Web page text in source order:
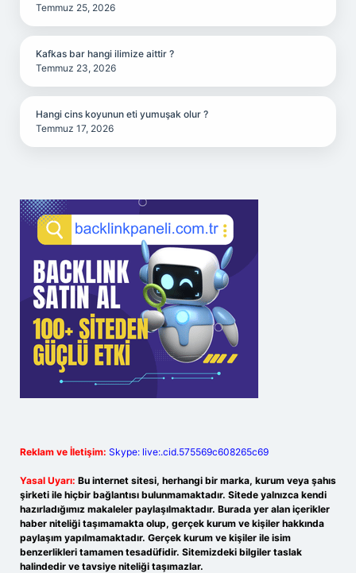
Temmuz 25, 2026
Kafkas bar hangi ilimize aittir ?
Temmuz 23, 2026
Hangi cins koyunun eti yumuşak olur ?
Temmuz 17, 2026
Reklam ve İletişim: Skype: live:.cid.575569c608265c69
Yasal Uyarı: Bu internet sitesi, herhangi bir marka, kurum veya şahıs
şirketi ile hiçbir bağlantısı bulunmamaktadır. Sitede yalnızca kendi
hazırladığımız makaleler paylaşılmaktadır. Burada yer alan içerikler
haber niteliği taşımamakta olup, gerçek kurum ve kişiler hakkında
paylaşım yapılmamaktadır. Gerçek kurum ve kişiler ile isim
benzerlikleri tamamen tesadüfidir. Sitemizdeki bilgiler taslak
halindedir ve tavsiye niteliği taşımazlar.